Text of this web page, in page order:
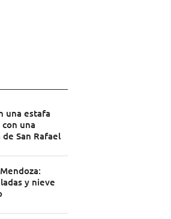
una estafa
una
San Rafael
y nieve